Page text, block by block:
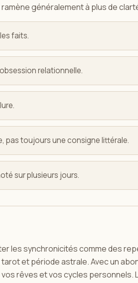
généralement à plus de
faits.
relationnelle.
pas toujours une consigne littérale.
sur plusieurs jours.
les synchronicités comme des
et période astrale. Avec un
rêves et vos cycles personnels.